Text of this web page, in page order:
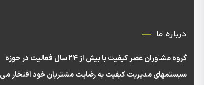
درباره ما
گروه مشاوران عصر کیفیت با بیش از 24 سال فعالیت در حوزه
سیستمهای مدیریت کیفیت به رضایت مشتریان خود افتخار می